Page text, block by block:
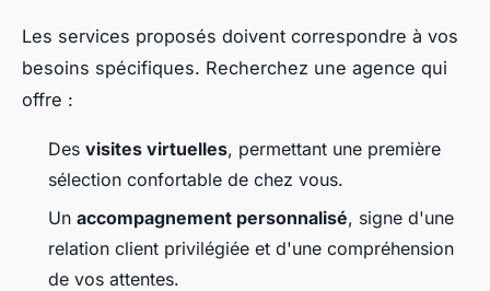
Les services proposés doivent correspondre à vos
besoins spécifiques. Recherchez une agence qui
offre :
Des visites virtuelles, permettant une première
sélection confortable de chez vous.
Un accompagnement personnalisé, signe d'une
relation client privilégiée et d'une compréhension
de vos attentes.